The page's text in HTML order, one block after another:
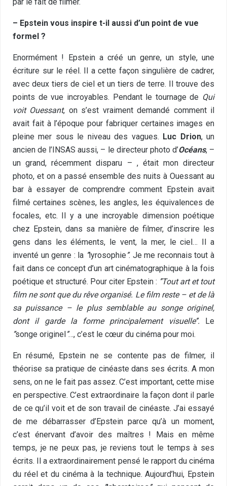
– Epstein vous inspire t-il aussi d’un point de vue
formel ?
Enormément ! Epstein a créé un genre, un style, une
écriture sur le réel. Il a cette façon singulière de cadrer,
avec deux tiers de ciel et un tiers de terre. Il trouve des
points de vue incroyables. Pendant le tournage de Qui
voit Ouessant, on s’est vraiment demandé comment il
avait fait à l’époque pour fabriquer certaines images en
pleine mer sous le niveau des vagues. Luc Drion, un
ancien de l’INSAS aussi, – le directeur photo d’Océans, –
un grand, récemment disparu – , était mon directeur
photo, et on a passé ensemble des nuits à Ouessant au
bar à essayer de comprendre comment Epstein avait
filmé certaines scènes, les angles, les équivalences de
focales, etc. Il y a une incroyable dimension poétique
chez Epstein, dans sa manière de filmer, d’inscrire les
gens dans les éléments, le vent, la mer, le ciel… Il a
inventé un genre : la ’’lyrosophie’’. Je me reconnais tout à
fait dans ce concept d’un art cinématographique à la fois
poétique et structuré. Pour citer Epstein : ’’Tout art et tout
film ne sont que du rêve organisé. Le film reste – et de là
sa puissance – le plus semblable au songe originel,
dont il garde la forme principalement visuelle’’. Le
’’songe originel’’…, c’est le cœur du cinéma pour moi.
En résumé, Epstein ne se contente pas de filmer, il
théorise sa pratique de cinéaste dans ses écrits. A mon
sens, on ne le fait pas assez. C’est important, cette mise
en perspective. C’est extraordinaire la façon dont il parle
de ce qu’il voit et de son travail de cinéaste. J’ai essayé
de me débarrasser d’Epstein parce qu’à un moment,
c’est énervant d’avoir des maîtres ! Mais en même
temps, je ne peux pas, je reviens tout le temps à ses
écrits. Il a extraordinairement pensé le rapport du cinéma
du réel et du cinéma à la technique. Aujourd’hui, Epstein